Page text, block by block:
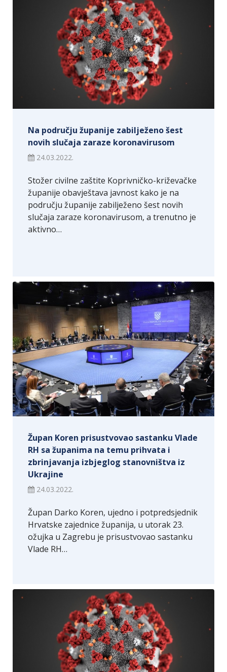
Na području županije zabilježeno šest
novih slučaja zaraze koronavirusom
24.03.2022.
Stožer civilne zaštite Koprivničko-križevačke
županije obavještava javnost kako je na
području županije zabilježeno šest novih
slučaja zaraze koronavirusom, a trenutno je
aktivno…
Župan Koren prisustvovao sastanku Vlade
RH sa županima na temu prihvata i
zbrinjavanja izbjeglog stanovništva iz
Ukrajine
24.03.2022.
Župan Darko Koren, ujedno i potpredsjednik
Hrvatske zajednice županija, u utorak 23.
ožujka u Zagrebu je prisustvovao sastanku
Vlade RH…